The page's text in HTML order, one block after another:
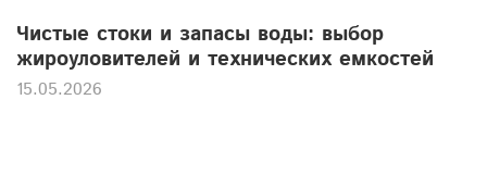
Чистые стоки и запасы воды: выбор
жироуловителей и технических емкостей
15.05.2026